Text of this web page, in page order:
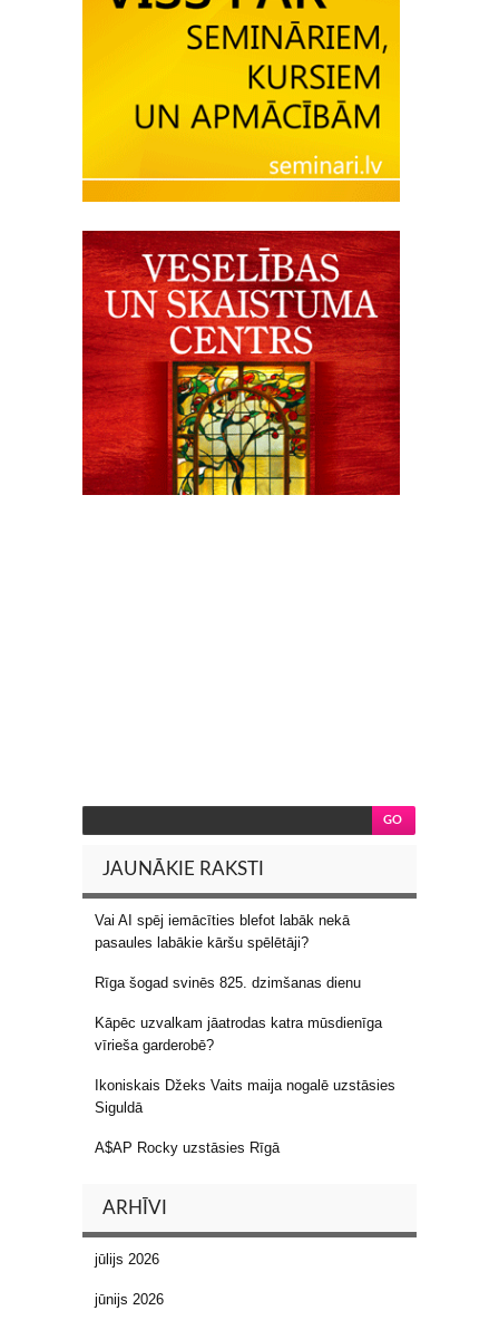
JAUNĀKIE RAKSTI
Vai AI spēj iemācīties blefot labāk nekā
pasaules labākie kāršu spēlētāji?
Rīga šogad svinēs 825. dzimšanas dienu
Kāpēc uzvalkam jāatrodas katra mūsdienīga
vīrieša garderobē?
Ikoniskais Džeks Vaits maija nogalē uzstāsies
Siguldā
A$AP Rocky uzstāsies Rīgā
ARHĪVI
jūlijs 2026
jūnijs 2026